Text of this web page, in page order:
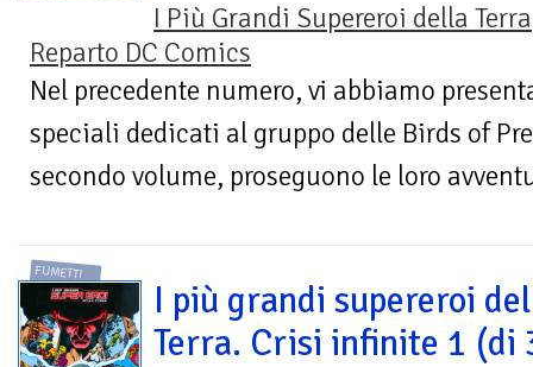
I Più Grandi Supereroi della Terra
Reparto DC Comics
Nel precedente numero, vi abbiamo
speciali dedicati al gruppo delle Birds of
secondo volume, proseguono le loro
FUMETTI
I più grandi supereroi
Terra. Crisi infinite 1 (di